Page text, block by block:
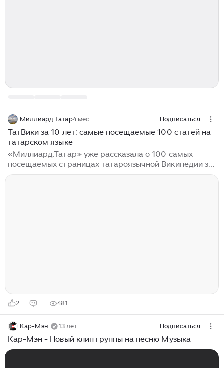
Миллиард Татар4 мес Подписаться
ТатВики за 10 лет: самые посещаемые 100 статей на
татарском языке
«Миллиард.Татар» уже рассказала о 100 самых
посещаемых страницах татароязычной Википедии за
прошлый 2025 год. В продолжение темы мы
2 481
Кар-Мэн 13 лет Подписаться
Кар-Мэн - Новый клип группы на песню Музыка